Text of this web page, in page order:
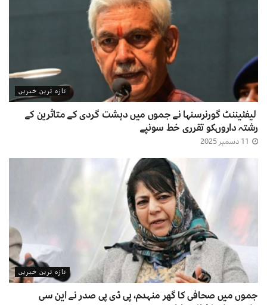
تازہ ترین خبریں
لیفٹیننٹ گورنرسنہا نے جموں میں دہشت گردی کے متاثرین کے
رشتہ داروںکو تقرری خط سونپے
تازہ ترین خبریں
جموں میں صحافی کا گھر منہدم، پی ڈی پی صدر نے این سی